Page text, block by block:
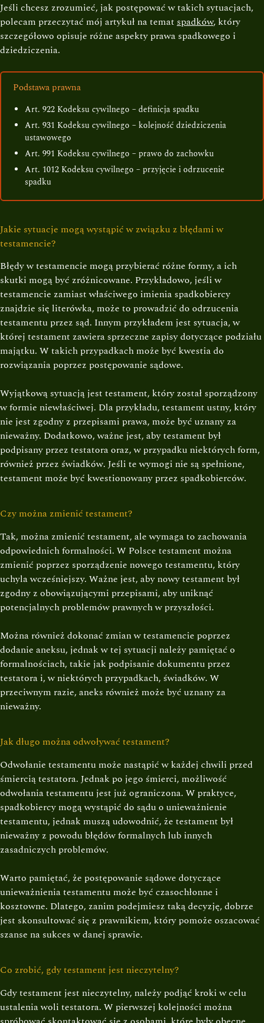
Jeśli chcesz zrozumieć, jak postępować w takich sytuacjach,
polecam przeczytać mój artykuł na temat spadków, który
szczegółowo opisuje różne aspekty prawa spadkowego i
dziedziczenia.
Podstawa prawna
Art. 922 Kodeksu cywilnego – definicja spadku
Art. 931 Kodeksu cywilnego – kolejność dziedziczenia
ustawowego
Art. 991 Kodeksu cywilnego – prawo do zachowku
Art. 1012 Kodeksu cywilnego – przyjęcie i odrzucenie
spadku
Jakie sytuacje mogą wystąpić w związku z błędami w
testamencie?
Błędy w testamencie mogą przybierać różne formy, a ich
skutki mogą być zróżnicowane. Przykładowo, jeśli w
testamencie zamiast właściwego imienia spadkobiercy
znajdzie się literówka, może to prowadzić do odrzucenia
testamentu przez sąd. Innym przykładem jest sytuacja, w
której testament zawiera sprzeczne zapisy dotyczące podziału
majątku. W takich przypadkach może być kwestia do
rozwiązania poprzez postępowanie sądowe.
Wyjątkową sytuacją jest testament, który został sporządzony
w formie niewłaściwej. Dla przykładu, testament ustny, który
nie jest zgodny z przepisami prawa, może być uznany za
nieważny. Dodatkowo, ważne jest, aby testament był
podpisany przez testatora oraz, w przypadku niektórych form,
również przez świadków. Jeśli te wymogi nie są spełnione,
testament może być kwestionowany przez spadkobierców.
Czy można zmienić testament?
Tak, można zmienić testament, ale wymaga to zachowania
odpowiednich formalności. W Polsce testament można
zmienić poprzez sporządzenie nowego testamentu, który
uchyla wcześniejszy. Ważne jest, aby nowy testament był
zgodny z obowiązującymi przepisami, aby uniknąć
potencjalnych problemów prawnych w przyszłości.
Można również dokonać zmian w testamencie poprzez
dodanie aneksu, jednak w tej sytuacji należy pamiętać o
formalnościach, takie jak podpisanie dokumentu przez
testatora i, w niektórych przypadkach, świadków. W
przeciwnym razie, aneks również może być uznany za
nieważny.
Jak długo można odwoływać testament?
Odwołanie testamentu może nastąpić w każdej chwili przed
śmiercią testatora. Jednak po jego śmierci, możliwość
odwołania testamentu jest już ograniczona. W praktyce,
spadkobiercy mogą wystąpić do sądu o unieważnienie
testamentu, jednak muszą udowodnić, że testament był
nieważny z powodu błędów formalnych lub innych
zasadniczych problemów.
Warto pamiętać, że postępowanie sądowe dotyczące
unieważnienia testamentu może być czasochłonne i
kosztowne. Dlatego, zanim podejmiesz taką decyzję, dobrze
jest skonsultować się z prawnikiem, który pomoże oszacować
szanse na sukces w danej sprawie.
Co zrobić, gdy testament jest nieczytelny?
Gdy testament jest nieczytelny, należy podjąć kroki w celu
ustalenia woli testatora. W pierwszej kolejności można